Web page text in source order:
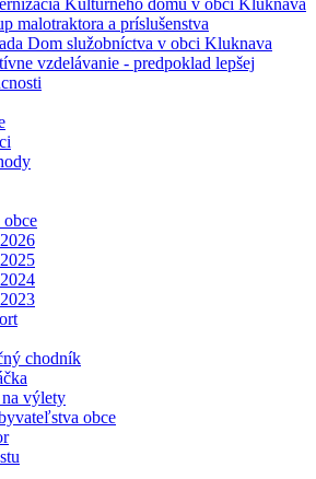
Kultúrneho domu v obci Kluknava
malotraktora a príslušenstva
Dom služobníctva v obci Kluknava
vzdelávanie - predpoklad lepšej
obce
chodník
výlety
obce